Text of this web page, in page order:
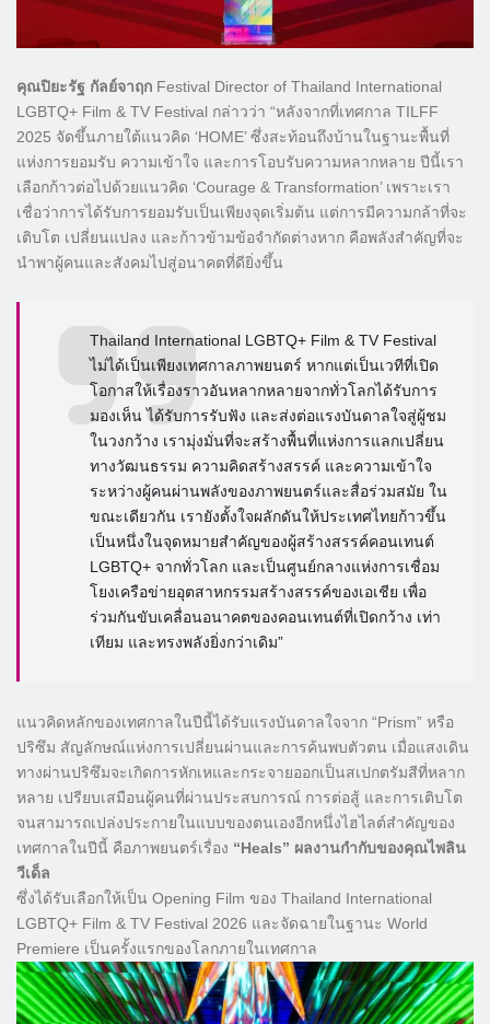
​คุณปิยะรัฐ กัลย์จาฤก Festival Director of Thailand International
LGBTQ+ Film & TV Festival กล่าวว่า “หลังจากที่เทศกาล TILFF
2025 จัดขึ้นภายใต้แนวคิด ‘HOME’ ซึ่งสะท้อนถึงบ้านในฐานะพื้นที่
แห่งการยอมรับ ความเข้าใจ และการโอบรับความหลากหลาย ปีนี้เรา
เลือกก้าวต่อไปด้วยแนวคิด ‘Courage & Transformation’ เพราะเรา
เชื่อว่าการได้รับการยอมรับเป็นเพียงจุดเริ่มต้น แต่การมีความกล้าที่จะ
เติบโต เปลี่ยนแปลง และก้าวข้ามข้อจำกัดต่างหาก คือพลังสำคัญที่จะ
นำพาผู้คนและสังคมไปสู่อนาคตที่ดียิ่งขึ้น
Thailand International LGBTQ+ Film & TV Festival
ไม่ได้เป็นเพียงเทศกาลภาพยนตร์ หากแต่เป็นเวทีที่เปิด
โอกาสให้เรื่องราวอันหลากหลายจากทั่วโลกได้รับการ
มองเห็น ได้รับการรับฟัง และส่งต่อแรงบันดาลใจสู่ผู้ชม
ในวงกว้าง เรามุ่งมั่นที่จะสร้างพื้นที่แห่งการแลกเปลี่ยน
ทางวัฒนธรรม ความคิดสร้างสรรค์ และความเข้าใจ
ระหว่างผู้คนผ่านพลังของภาพยนตร์และสื่อร่วมสมัย ใน
ขณะเดียวกัน เรายังตั้งใจผลักดันให้ประเทศไทยก้าวขึ้น
เป็นหนึ่งในจุดหมายสำคัญของผู้สร้างสรรค์คอนเทนต์
LGBTQ+ จากทั่วโลก และเป็นศูนย์กลางแห่งการเชื่อม
โยงเครือข่ายอุตสาหกรรมสร้างสรรค์ของเอเชีย เพื่อ
ร่วมกันขับเคลื่อนอนาคตของคอนเทนต์ที่เปิดกว้าง เท่า
เทียม และทรงพลังยิ่งกว่าเดิม”
​แนวคิดหลักของเทศกาลในปีนี้ได้รับแรงบันดาลใจจาก “Prism” หรือ
ปริซึม สัญลักษณ์แห่งการเปลี่ยนผ่านและการค้นพบตัวตน เมื่อแสงเดิน
ทางผ่านปริซึมจะเกิดการหักเหและกระจายออกเป็นสเปกตรัมสีที่หลาก
หลาย เปรียบเสมือนผู้คนที่ผ่านประสบการณ์ การต่อสู้ และการเติบโต
จนสามารถเปล่งประกายในแบบของตนเองอีกหนึ่งไฮไลต์สำคัญของ
เทศกาลในปีนี้ คือภาพยนตร์เรื่อง “Heals” ผลงานกำกับของคุณไพลิน
วีเด็ล
ซึ่งได้รับเลือกให้เป็น Opening Film ของ Thailand International
LGBTQ+ Film & TV Festival 2026 และจัดฉายในฐานะ World
Premiere เป็นครั้งแรกของโลกภายในเทศกาล